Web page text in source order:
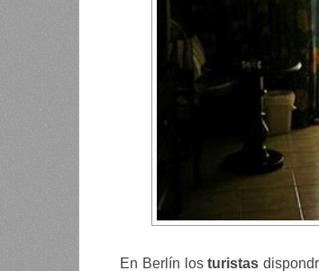
En Berlín losturistas